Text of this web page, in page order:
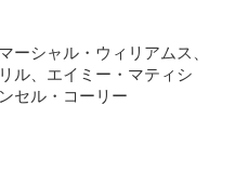
ーシャル・ウィリアムス、
ル、エイミー・マティシ
セル・コーリー